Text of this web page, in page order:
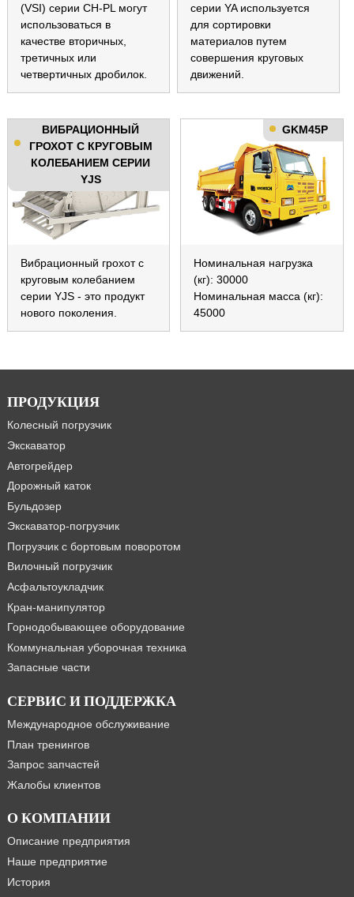
(VSI) серии CH-PL могут
использоваться в
качестве вторичных,
третичных или
четвертичных дробилок.
серии YA используется
для сортировки
материалов путем
совершения круговых
движений.
ВИБРАЦИОННЫЙ
ГРОХОТ С КРУГОВЫМ
КОЛЕБАНИЕМ СЕРИИ
YJS
Вибрационный грохот с
круговым колебанием
серии YJS - это продукт
нового поколения.
GKM45P
Номинальная нагрузка
(кг): 30000
Номинальная масса (кг):
45000
ПРОДУКЦИЯ
Колесный погрузчик
Экскаватор
Автогрейдер
Дорожный каток
Бульдозер
Экскаватор-погрузчик
Погрузчик с бортовым поворотом
Вилочный погрузчик
Асфальтоукладчик
Кран-манипулятор
Горнодобывающее оборудование
Коммунальная уборочная техника
Запасные части
СЕРВИС И ПОДДЕРЖКА
Международное обслуживание
План тренингов
Запрос запчастей
Жалобы клиентов
О КОМПАНИИ
Описание предприятия
Наше предприятие
История